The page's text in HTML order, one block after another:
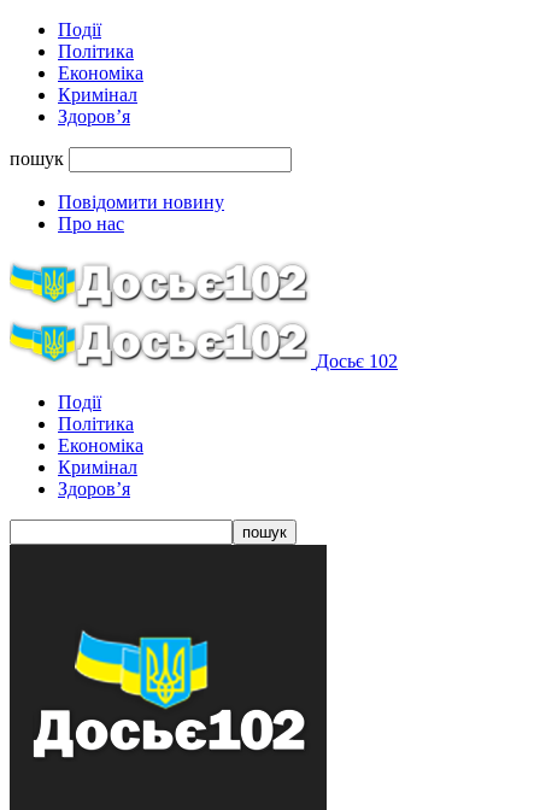
Події
Політика
Економіка
Кримінал
Здоров’я
пошук
Повідомити новину
Про нас
Досьє 102
Події
Політика
Економіка
Кримінал
Здоров’я